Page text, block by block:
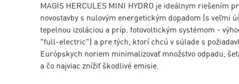
MAGIS HERCULES MINI HYDRO je ideálnym riešením
novostavby s nulovým energetickým dopadom (s veľmi
tepelnou izoláciou a príp. fotovoltickým systémom -
"full-electric") a pre tých, ktorí chcú v súlade s
Európskych noriem minimalizovať množstvo odpadu,
a čo najviac znížiť škodlivé emisie.